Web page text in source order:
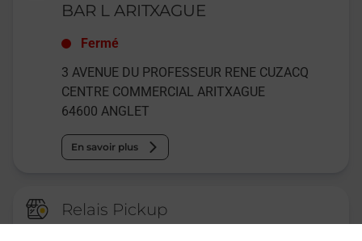
BAR L ARITXAGUE
Fermé
3 AVENUE DU PROFESSEUR RENE CUZACQ
CENTRE COMMERCIAL ARITXAGUE
64600 ANGLET
En savoir plus
Relais Pickup
CONSIGNE PICKUP